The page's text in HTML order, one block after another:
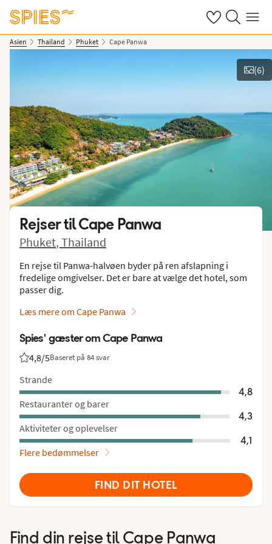
Se dine gemte
Søg påMenu
Asien Thailand Phuket Cape Panwa
Vis billeder
(6)
Rejser tilCape Panwa
Phuket, Thailand
En rejse til Panwa-halvøen byder på ren afslapning i
fredelige omgivelser. Det er bare at vælge det hotel, som
passer dig.
Læs mere om Cape Panwa
Spies' gæster om Cape Panwa
4,8/5Baseret på 84 svar
Bedømmelse fra Spies gæster: 4.8/5
Strande
4,8
Restauranter og barer
4,3
Aktiviteter og oplevelser
4,1
Flere bedømmelser
FIND DIT HOTEL
Find din rejse til Cape Panwa